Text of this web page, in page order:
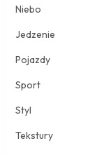
Niebo
Jedzenie
Pojazdy
Sport
Styl
Tekstury